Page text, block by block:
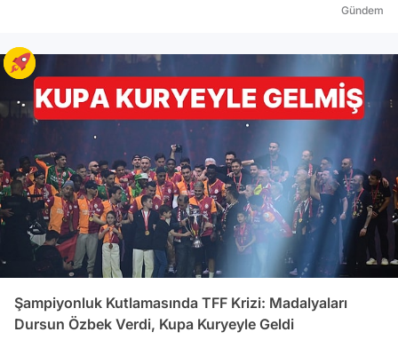
Gündem
Şampiyonluk Kutlamasında TFF Krizi: Madalyaları
Dursun Özbek Verdi, Kupa Kuryeyle Geldi